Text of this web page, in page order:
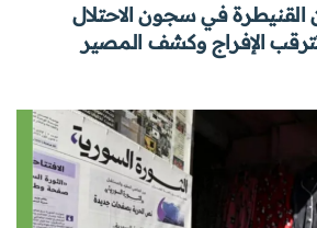
القنيطرة في سجون الاحتلال
تترقب الإفراج وكشف المصير